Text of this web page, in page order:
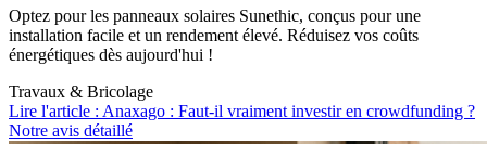
Optez pour les panneaux solaires Sunethic, conçus pour une
installation facile et un rendement élevé. Réduisez vos coûts
énergétiques dès aujourd'hui !
Travaux & Bricolage
Lire l'article : Anaxago : Faut-il vraiment investir en crowdfunding ?
Notre avis détaillé